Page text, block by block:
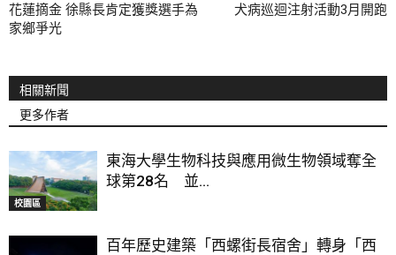
花蓮摘金 徐縣長肯定獲獎選手為
家鄉爭光
犬病巡迴注射活動3月開跑
相關新聞
更多作者
校園區
東海大學生物科技與應用微生物領域奪全
球第28名 並...
百年歷史建築「西螺街長宿舍」轉身「西